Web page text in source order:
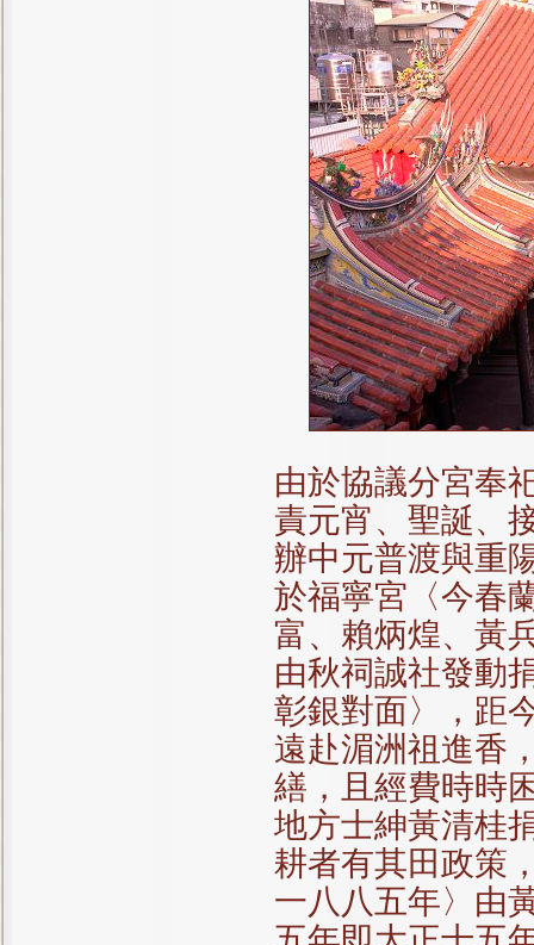
由於協議分宮奉
責元宵、聖誕、
辦中元普渡與重
於福寧宮〈今春
富、賴炳煌、黃
由秋祠誠社發動
彰銀對面〉，距
遠赴湄洲祖進香
繕，且經費時時
地方士紳黃清桂
耕者有其田政策
一八八五年〉由